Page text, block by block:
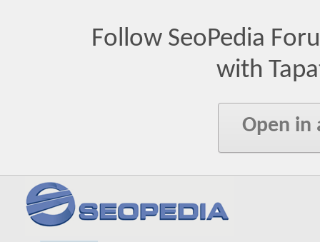
Follow SeoPedia
with
Open in